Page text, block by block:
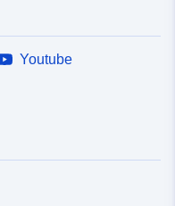
Youtube